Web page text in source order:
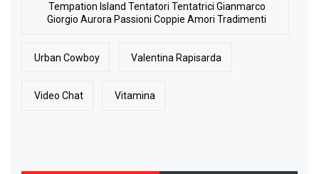
Tempation Island Tentatori Tentatrici Gianmarco
Giorgio Aurora Passioni Coppie Amori Tradimenti
Urban Cowboy Valentina Rapisarda
Video Chat Vitamina